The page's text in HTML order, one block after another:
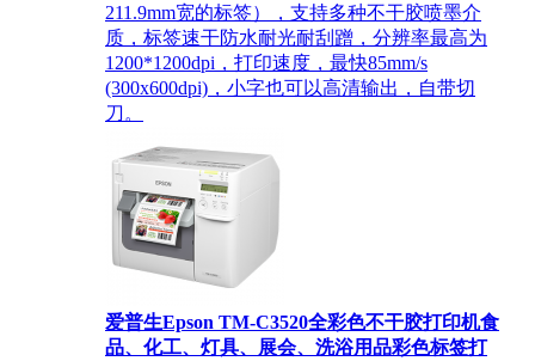
211.9mm宽的标签），支持多种不干胶喷墨介
质，标签速干防水耐光耐刮蹭，分辨率最高为
1200*1200dpi，打印速度，最快85mm/s
(300x600dpi)，小字也可以高清输出，自带切
刀。
爱普生Epson TM-C3520全彩色不干胶打印机食
品、化工、灯具、展会、洗浴用品彩色标签打